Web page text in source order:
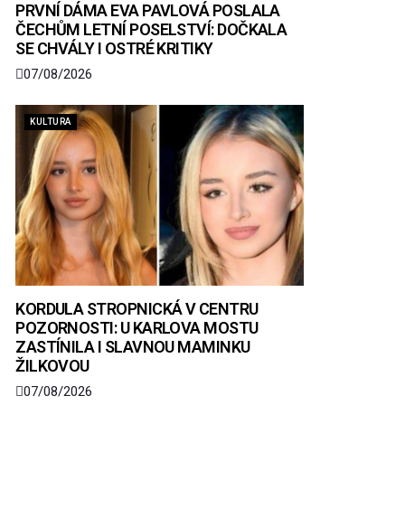
PRVNÍ DÁMA EVA PAVLOVÁ POSLALA
ČECHŮM LETNÍ POSELSTVÍ: DOČKALA
SE CHVÁLY I OSTRÉ KRITIKY
07/08/2026
KULTURA
KORDULA STROPNICKÁ V CENTRU
POZORNOSTI: U KARLOVA MOSTU
ZASTÍNILA I SLAVNOU MAMINKU
ŽILKOVOU
07/08/2026